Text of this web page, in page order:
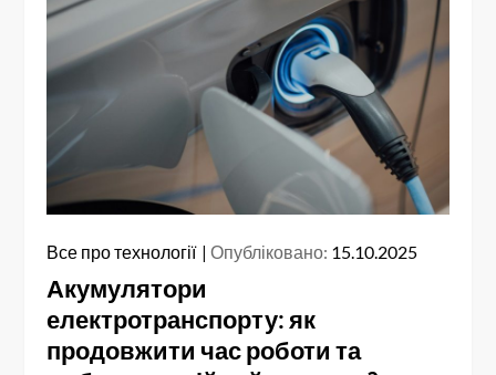
Все про технології Опубліковано: 15.10.2025
Акумулятори
електротранспорту: як
продовжити час роботи та